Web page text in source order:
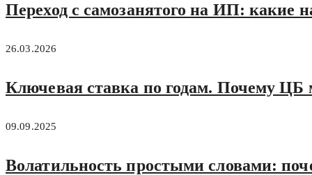
Переход с самозанятого на ИП:
26.03.2026
Ключевая ставка по годам. Почему ЦБ
09.09.2025
Волатильность простыми словами: